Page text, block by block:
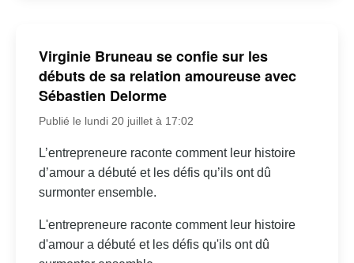
Virginie Bruneau se confie sur les
débuts de sa relation amoureuse avec
Sébastien Delorme
Publié le lundi 20 juillet à 17:02
L’entrepreneure raconte comment leur histoire
d’amour a débuté et les défis qu’ils ont dû
surmonter ensemble.
L'entrepreneure raconte comment leur histoire
d'amour a débuté et les défis qu'ils ont dû